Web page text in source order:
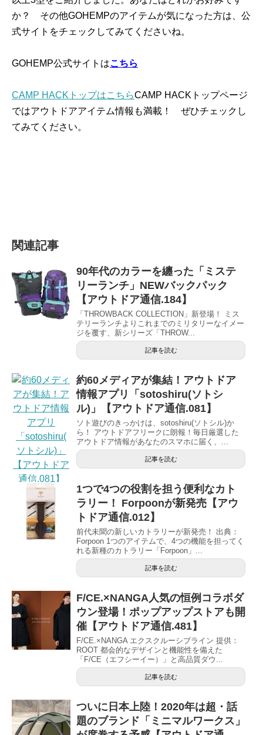
か？ その他GOHEMPのアイテムが気になった方は、公
式サイトをチェックしてみてくださいね。
GOHEMP公式サイトはこちら
CAMP HACKトップはこちらCAMP HACKトップページ
ではアウトドアアイテム情報も満載！ ぜひチェックし
てみてください。
関連記事
90年代のカラーを纏った「ミステ
リーランチ」NEWバックパック
【アウトドア通信.184】
「THROWBACK COLLECTION」新登場！ ミス
テリーランチよりこれまでのミリタリーなイメー
ジを覆す、新シリーズ「THROW...
記事を読む
約60メディアが集結！アウトドア
情報アプリ「sotoshiru(ソトシ
ル)」【アウトドア通信.081】
ソト遊びのきっかけは、sotoshiru(ソトシル)か
ら！ アウトドアフリークに朗報！毎日厳選した
アウトドア情報があなたのスマホに届く、...
記事を読む
1つで4つの役割を担う便利なカト
ラリー！ Forpoonが新発売【アウ
トドア通信.012】
前代未聞の新しいカトラリーが新発売！ 出典：
Forpoon 1つのアイテムで、4つの機能を担ってく
れる新種のカトラリー「Forpoon」...
記事を読む
F/CE.×NANGA人気の恒例コラボダ
ウン登場！ポップアップストアも開
催【アウトドア通信.481】
F/CE.×NANGA エクスクルーシブライン 提供：
ROOT 都会的なデザインと機能性を備えた
「F/CE（エフシーイー）」と高品質ダウ...
記事を読む
ついに日本上陸！2020年は超・話
題のブランド「ミニマルワークス」